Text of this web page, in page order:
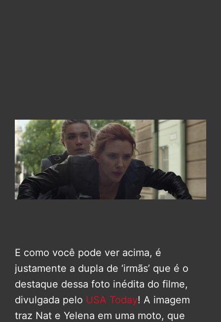
E como você pode ver acima, é
justamente a dupla de ‘irmãs’ que é o
destaque dessa foto inédita do filme,
divulgada pelo USA Today! A imagem
traz Nat e Yelena em uma moto, que